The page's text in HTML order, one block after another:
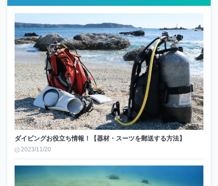
ダイビングお役立ち情報！【器材・スーツを郵送する方法】
2023/11/20